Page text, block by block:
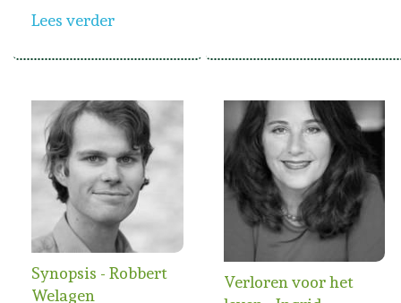
Lees verder
Synopsis - Robbert
Welagen
Verloren voor het